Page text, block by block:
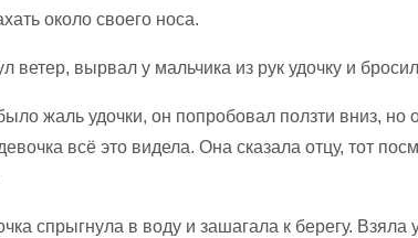
около своего носа.
ветер, вырвал у мальчика из рук удочку и
жаль удочки, он попробовал ползти вниз, но
всё это видела. Она сказала отцу, тот
спрыгнула в воду и зашагала к берегу. Взяла